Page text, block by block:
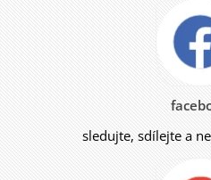
sledujte, sdílejte a